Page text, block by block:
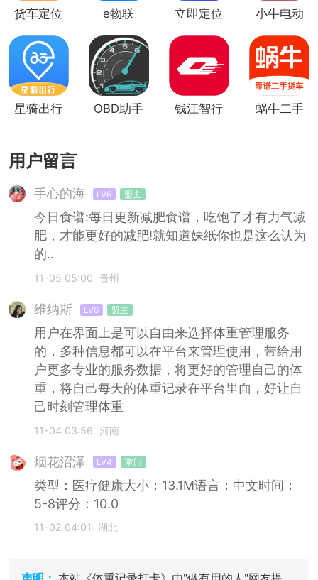
货车定位 e物联 立即定位
小牛电动
星骑出行 OBD助手 钱江智行
蜗牛二手
用户留言
手心的海 LV6 盟主
今日食谱:每日更新减肥食谱，吃饱了才有力气减
肥，才能更好的减肥!就知道妹纸你也是这么认为
的..
11-05 05:00 贵州
维纳斯 LV6 盟主
用户在界面上是可以自由来选择体重管理服务
的，多种信息都可以在平台来管理使用，带给用
户更多专业的服务数据，将更好的管理自己的体
重，将自己每天的体重记录在平台里面，好让自
己时刻管理体重
11-04 03:56 河南
烟花沼泽 LV4 掌门
类型：医疗健康大小：13.1M语言：中文时间：
5-8评分：10.0
11-02 04:01 湖北